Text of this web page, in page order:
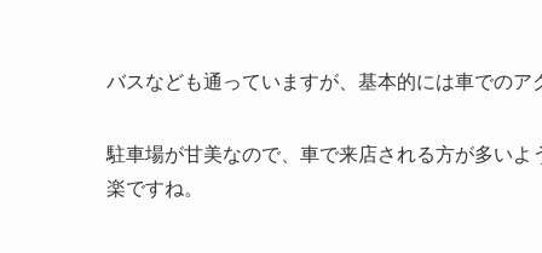
バスなども通っていますが、基本的には車でのア
駐車場が甘美なので、車で来店される方が多い
楽ですね。